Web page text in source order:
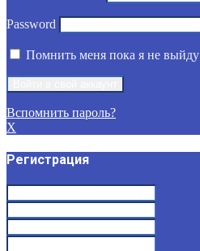
Password
Помнить меня пока я не выйду
Вспомнить пароль?
X
Регистрация